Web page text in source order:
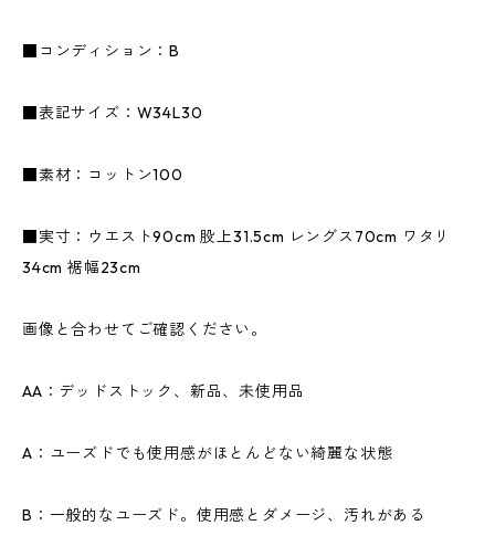
■コンディション：B
■表記サイズ：W34L30
■素材：コットン100
■実寸：ウエスト90cm 股上31.5cm レングス70cm ワタリ
34cm 裾幅23cm
画像と合わせてご確認ください。
AA：デッドストック、新品、未使用品
A：ユーズドでも使用感がほとんどない綺麗な状態
B：一般的なユーズド。使用感とダメージ、汚れがある